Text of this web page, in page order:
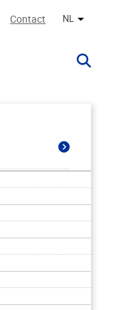
Contact NL Andere